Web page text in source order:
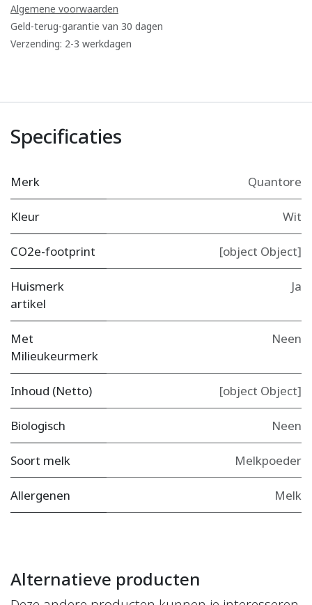
Algemene voorwaarden
Geld-terug-garantie van 30 dagen
Verzending: 2-3 werkdagen
Specificaties
Merk Quantore
Kleur Wit
CO2e-footprint [object Object]
Huismerk
artikel
Ja
Met
Milieukeurmerk
Neen
Inhoud (Netto) [object Object]
Biologisch Neen
Soort melk Melkpoeder
Allergenen Melk
Alternatieve producten